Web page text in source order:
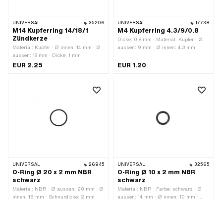
UNIVERSAL 35206
M14 Kupferring 14/18/1
Zündkerze
Material: Kupfer · Ø innen: 14 mm · Ø
aussen: 18 mm · Dicke: 1 mm
EUR 2.25
UNIVERSAL 17738
M4 Kupferring 4.3/9/0.8
Dicke: 0.8 mm · Material: Kupfer · Ø
aussen: 9 mm · Ø innen: 4.3 mm
EUR 1.20
UNIVERSAL 26945
O-Ring Ø 20 x 2 mm NBR
schwarz
Material: NBR · Ø aussen: 20 mm · Ø
innen: 16 mm · Schnurdicke: 2 mm
UNIVERSAL 32565
O-Ring Ø 10 x 2 mm NBR
schwarz
Material: NBR · Farbe: schwarz · Ø
aussen: 14 mm · Ø innen: 10 mm ·